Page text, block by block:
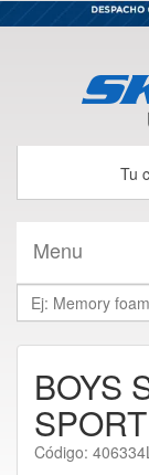
Tu
Menu
BOYS
Código: